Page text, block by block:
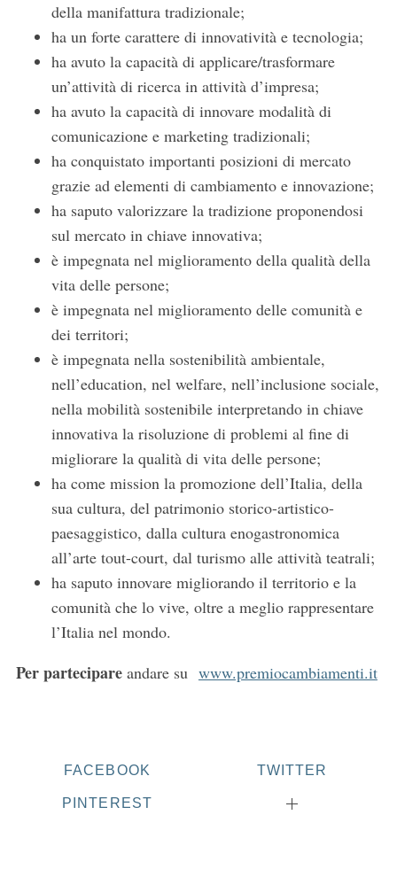
della manifattura tradizionale;
ha un forte carattere di innovatività e tecnologia;
ha avuto la capacità di applicare/trasformare
un’attività di ricerca in attività d’impresa;
ha avuto la capacità di innovare modalità di
comunicazione e marketing tradizionali;
ha conquistato importanti posizioni di mercato
grazie ad elementi di cambiamento e innovazione;
ha saputo valorizzare la tradizione proponendosi
sul mercato in chiave innovativa;
è impegnata nel miglioramento della qualità della
vita delle persone;
è impegnata nel miglioramento delle comunità e
dei territori;
è impegnata nella sostenibilità ambientale,
nell’education, nel welfare, nell’inclusione sociale,
nella mobilità sostenibile interpretando in chiave
innovativa la risoluzione di problemi al fine di
migliorare la qualità di vita delle persone;
ha come mission la promozione dell’Italia, della
sua cultura, del patrimonio storico-artistico-
paesaggistico, dalla cultura enogastronomica
all’arte tout-court, dal turismo alle attività teatrali;
ha saputo innovare migliorando il territorio e la
comunità che lo vive, oltre a meglio rappresentare
l’Italia nel mondo.
Per partecipareandare su www.premiocambiamenti.it
FACEBOOK TWITTER
PINTEREST
e
r